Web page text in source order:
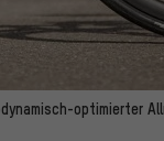
optimierter